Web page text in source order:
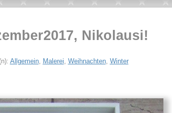
Nikolausi!
Allgemein, Malerei Weihnachten, Winter